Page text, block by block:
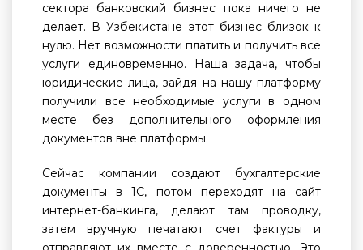
сектора банковский бизнес пока ничего не
делает. В Узбекистане этот бизнес близок к
нулю. Нет возможности платить и получить все
услуги единовременно. Наша задача, чтобы
юридические лица, зайдя на нашу платформу
получили все необходимые услуги в одном
месте без дополнительного оформления
документов вне платформы.
Сейчас компании создают бухгалтерские
документы в 1С, потом переходят на сайт
интернет-банкинга, делают там проводку,
затем вручную печатают счет фактуры и